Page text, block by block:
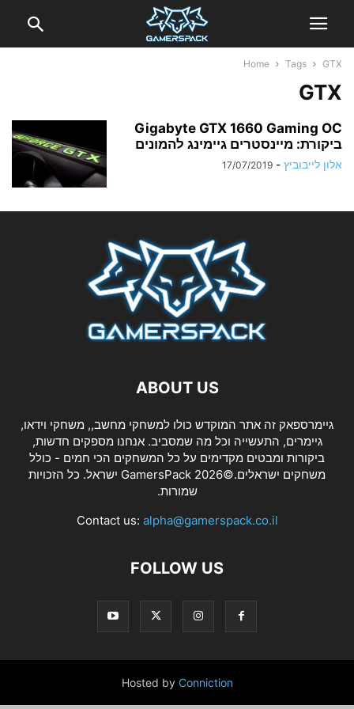
Home Tags GTX
GTX
Gigabyte GTX 1660 Gaming OC
ביקורת: מיינסטרים גיימינג להמונים
אלון לייבוביץ -
17/07/2019
ABOUT US
גיימרספאק זה אתר המוקדש כולו למשחקי מחשב,, משחקי וידאו,
גיימרים, התעשייה וכל מה שמסביב. אנחנו מספקים חדשות,
ביקורות ומבטים מקדימים על כל המשחקים הכי חמים - כולל
משחקים ישראלים.©2026 GamersPack ישראל. כל הזכויות
שמורות.
Contact us: alpha@gamerspack.co.il
FOLLOW US
Hosted by Conniction